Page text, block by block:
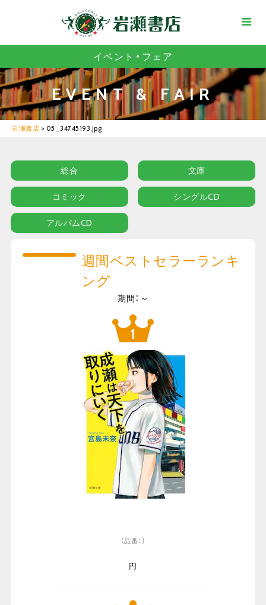
イベント・フェア
EVENT & FAIR
岩瀬書店 > 05_34745193.jpg
総合 文庫
コミック シングルCD
アルバムCD
週間ベストセラーランキ
ング
期間：～
（品番：）
円